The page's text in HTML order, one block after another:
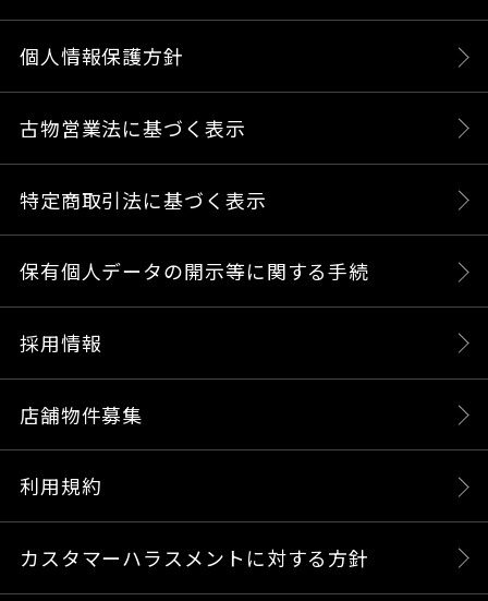
個人情報保護方針
古物営業法に基づく表示
特定商取引法に基づく表示
保有個人データの開示等に関する手続
採用情報
店舗物件募集
利用規約
カスタマーハラスメントに対する方針